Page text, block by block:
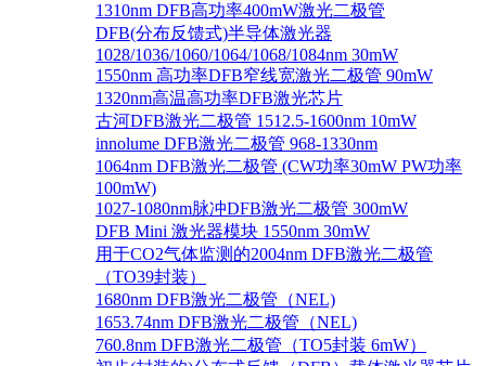
1310nm DFB高功率400mW激光二极管
DFB(分布反馈式)半导体激光器
1028/1036/1060/1064/1068/1084nm 30mW
1550nm 高功率DFB窄线宽激光二极管 90mW
1320nm高温高功率DFB激光芯片
古河DFB激光二极管 1512.5-1600nm 10mW
innolume DFB激光二极管 968-1330nm
1064nm DFB激光二极管 (CW功率30mW PW功率
100mW)
1027-1080nm脉冲DFB激光二极管 300mW
DFB Mini 激光器模块 1550nm 30mW
用于CO2气体监测的2004nm DFB激光二极管
（TO39封装）
1680nm DFB激光二极管（NEL)
1653.74nm DFB激光二极管（NEL)
760.8nm DFB激光二极管（TO5封装 6mW）